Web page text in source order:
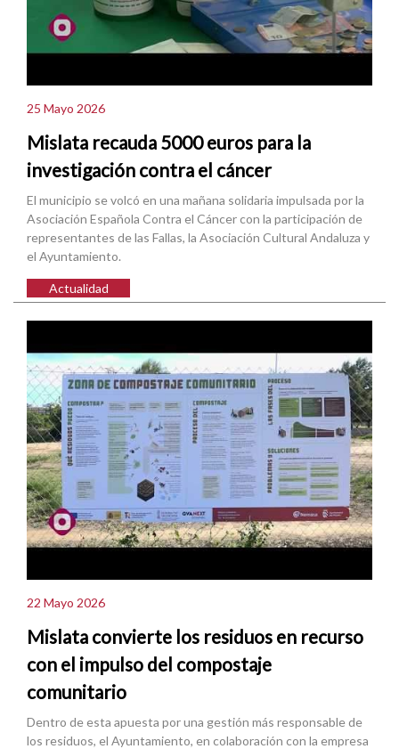
25 Mayo 2026
Mislata recauda 5000 euros para la
investigación contra el cáncer
El municipio se volcó en una mañana solidaria impulsada por la
Asociación Española Contra el Cáncer con la participación de
representantes de las Fallas, la Asociación Cultural Andaluza y
el Ayuntamiento.
Actualidad
22 Mayo 2026
Mislata convierte los residuos en recurso
con el impulso del compostaje
comunitario
Dentro de esta apuesta por una gestión más responsable de
los residuos, el Ayuntamiento, en colaboración con la empresa